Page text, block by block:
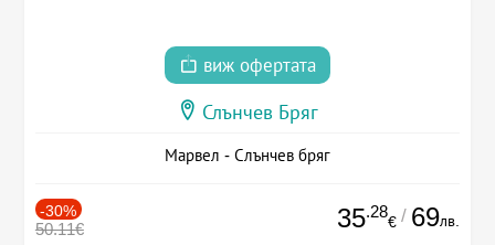
виж офертата
Слънчев Бряг
Марвел - Слънчев бряг
-30%
50.11€ 35.28
€ / 69лв.